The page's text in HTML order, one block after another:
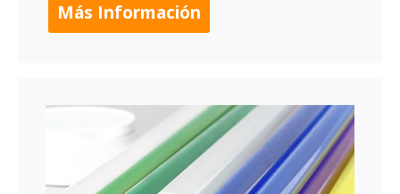
Más Información